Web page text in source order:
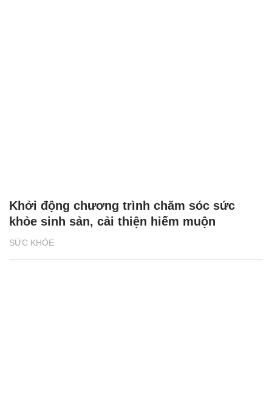
SỨC KHỎE
Khởi động chương trình chăm sóc sức
khỏe sinh sản, cải thiện hiếm muộn